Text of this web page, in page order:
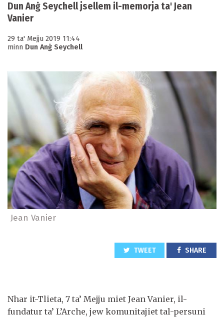
Dun Anġ Seychell jsellem il-memorja ta' Jean
Vanier
29 ta' Mejju 2019 11:44
minn Dun Anġ Seychell
Jean Vanier
TWEET SHARE
Nhar it-Tlieta, 7 ta’ Mejju miet Jean Vanier, il-
fundatur ta’ L’Arche, jew komunitajiet tal-persuni